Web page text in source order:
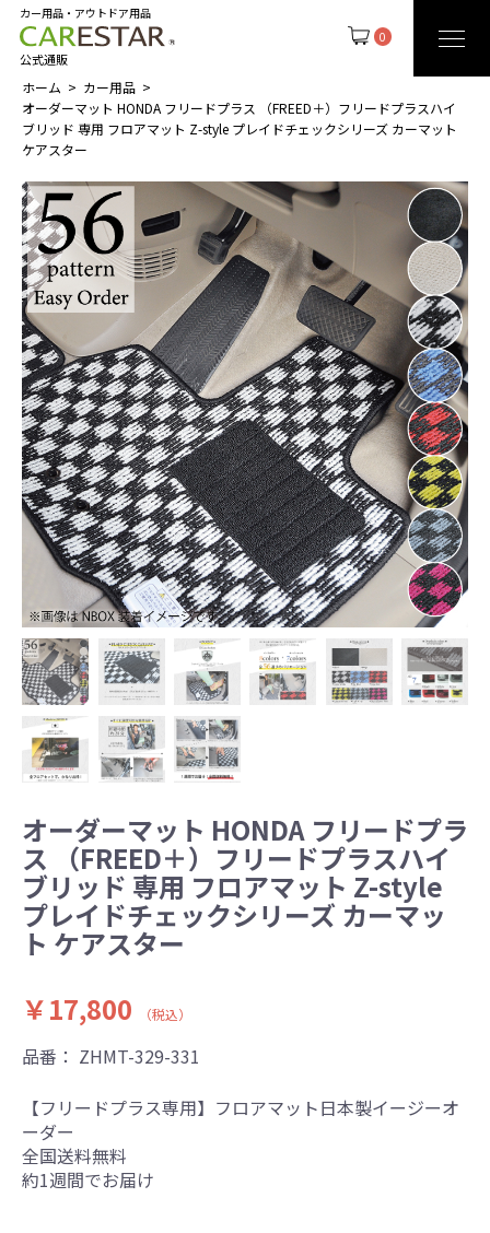
0
カー用品・アウトドア用品
公式通販
ホーム
カー用品
オーダーマット HONDA フリードプラス （FREED＋）フリードプラスハイ
ブリッド 専用 フロアマット Z-style プレイドチェックシリーズ カーマット
ケアスター
オーダーマット HONDA フリードプラ
ス （FREED＋）フリードプラスハイ
ブリッド 専用 フロアマット Z-style
プレイドチェックシリーズ カーマッ
ト ケアスター
￥17,800
（税込）
品番： ZHMT-329-331
【フリードプラス専用】フロアマット日本製イージーオ
ーダー
全国送料無料
約1週間でお届け